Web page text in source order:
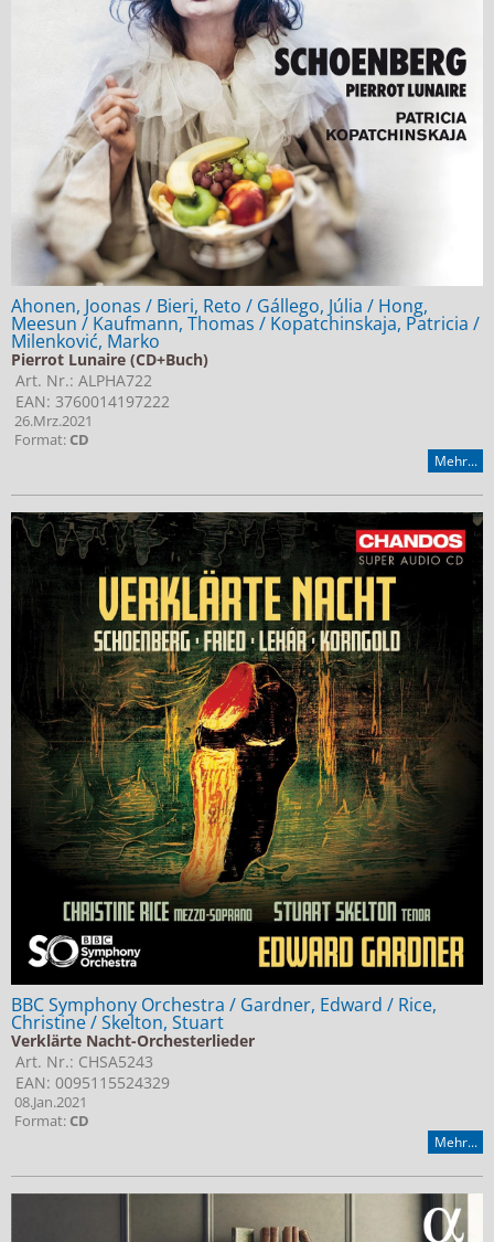
Ahonen, Joonas / Bieri, Reto / Gállego, Júlia / Hong,
Meesun / Kaufmann, Thomas / Kopatchinskaja, Patricia /
Milenković, Marko
Pierrot Lunaire (CD+Buch)
Art. Nr.: ALPHA722
EAN: 3760014197222
26.Mrz.2021
Format:CD
Mehr...
BBC Symphony Orchestra / Gardner, Edward / Rice,
Christine / Skelton, Stuart
Verklärte Nacht-Orchesterlieder
Art. Nr.: CHSA5243
EAN: 0095115524329
08.Jan.2021
Format:CD
Mehr...